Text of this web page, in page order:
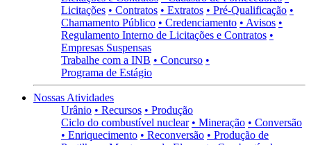
Licitações • Contratos • Extratos • Pré-Qualificação •
Chamamento Público • Credenciamento • Avisos •
Regulamento Interno de Licitações e Contratos •
Empresas Suspensas
Trabalhe com a INB • Concurso •
Programa de Estágio
Nossas Atividades
Urânio • Recursos • Produção
Ciclo do combustível nuclear • Mineração • Conversão
• Enriquecimento • Reconversão • Produção de